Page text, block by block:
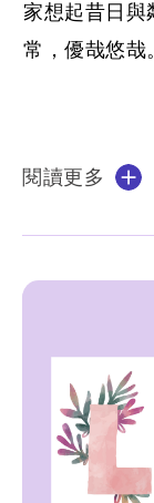
家想起昔日與
常，優哉悠哉
閱讀更多